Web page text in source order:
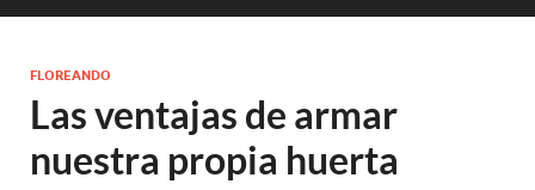
FLOREANDO
Las ventajas de armar
nuestra propia huerta